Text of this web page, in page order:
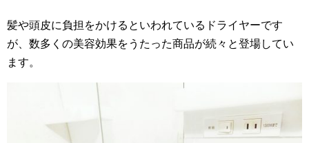
髪や頭皮に負担をかけるといわれているドライヤーです
が、数多くの美容効果をうたった商品が続々と登場してい
ます。